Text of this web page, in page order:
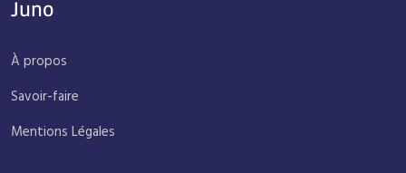
Juno
À propos
Savoir-faire
Mentions Légales